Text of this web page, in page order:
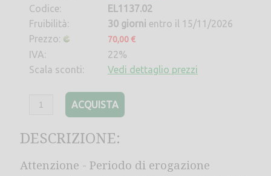
Codice:
EL1137.02
Fruibilità:
30 giorni entro il 15/11/2026
Prezzo:
70,00 €
IVA:
22%
Scala sconti:
Vedi dettaglio prezzi
ACQUISTA
DESCRIZIONE:
Attenzione - Periodo di erogazione